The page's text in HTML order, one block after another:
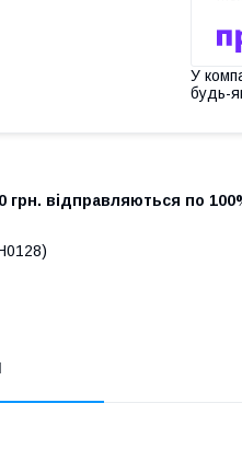
У
будь-
відправляються по